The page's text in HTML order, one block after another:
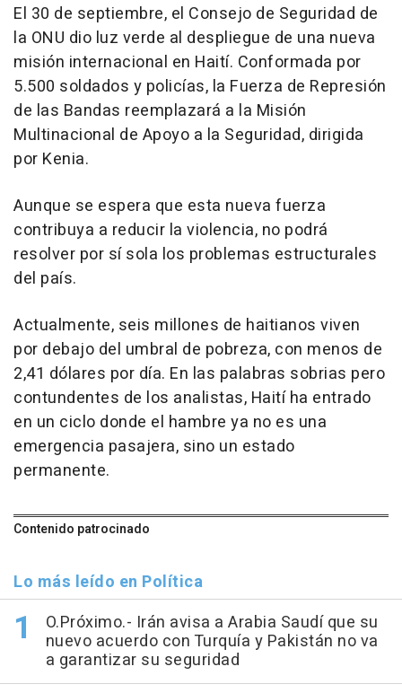
El 30 de septiembre, el Consejo de Seguridad de
la ONU dio luz verde al despliegue de una nueva
misión internacional en Haití. Conformada por
5.500 soldados y policías, la Fuerza de Represión
de las Bandas reemplazará a la Misión
Multinacional de Apoyo a la Seguridad, dirigida
por Kenia.
Aunque se espera que esta nueva fuerza
contribuya a reducir la violencia, no podrá
resolver por sí sola los problemas estructurales
del país.
Actualmente, seis millones de haitianos viven
por debajo del umbral de pobreza, con menos de
2,41 dólares por día. En las palabras sobrias pero
contundentes de los analistas, Haití ha entrado
en un ciclo donde el hambre ya no es una
emergencia pasajera, sino un estado
permanente.
Contenido patrocinado
Lo más leído en Política
O.Próximo.- Irán avisa a Arabia Saudí que su
nuevo acuerdo con Turquía y Pakistán no va
a garantizar su seguridad